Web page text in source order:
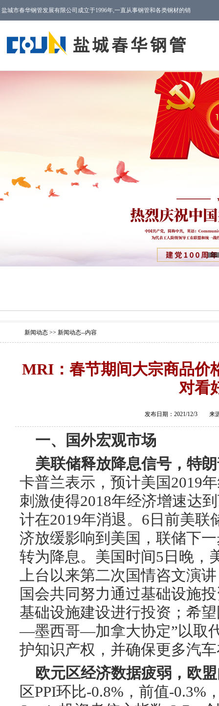
盐城市春华钢管发展有限公司成立于1996年,一直从事钢管和各类钢材的销
1
新闻动态 >> 新闻动态--内容
MRI：春节期间大宗商品价
对看
发布日期：2021/12/3 来
一、国外宏观市场
美联储释放降息信号，特
卡普兰表示，预计美国2019
刺激使得2018年经济增速达
计在2019年消退。6日前美联
济放缓影响到美国，联储下
转为降息。美国时间5日晚，
上台以来第二次国情咨文演
国会共同努力通过基础设施
基础设施建设进行投资；希
—墨西哥—加拿大协定”以取
护知识产权，并确保更多汽
欧元区经济数据疲弱，欧
区PPI环比-0.8%，前值-0.3%